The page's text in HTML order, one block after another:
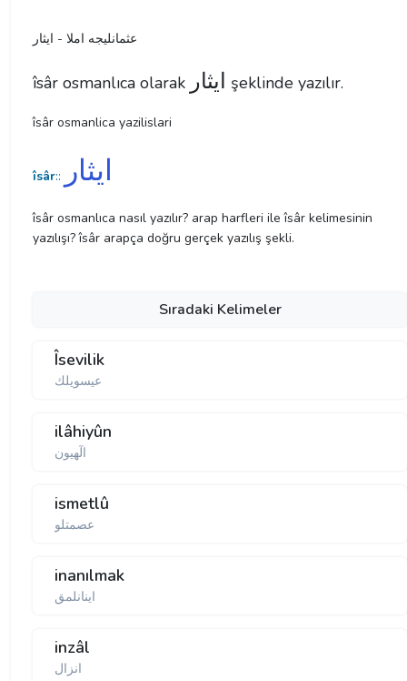
عثمانليجه املا - ایثار
îsâr osmanlıca olarak ایثار şeklinde yazılır.
îsâr osmanlica yazilislari
îsâr:: ایثار
îsâr osmanlıca nasıl yazılır? arap harfleri ile îsâr kelimesinin
yazılışı? îsâr arapça doğru gerçek yazılış şekli.
Sıradaki Kelimeler
Îsevilik
عیسویلك
ilâhiyûn
الٓهیون
ismetlû
عصمتلو
inanılmak
اینانلمق
inzâl
انزال